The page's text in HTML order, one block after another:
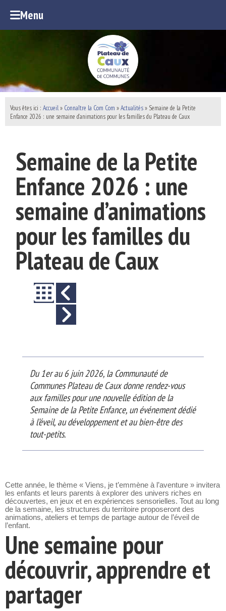
Menu
Vous êtes ici : Accueil» Connaître la Com Com »Actualités» Semaine de la Petite
Enfance 2026 : une semaine d’animations pour les familles du Plateau de Caux
Semaine de la Petite
Enfance 2026 : une
semaine d’animations
pour les familles du
Plateau de Caux
Du 1er au 6 juin 2026, la Communauté de
Communes Plateau de Caux donne rendez-vous
aux familles pour une nouvelle édition de la
Semaine de la Petite Enfance, un événement dédié
à l’éveil, au développement et au bien-être des
tout-petits.
Cette année, le thème « Viens, je t’emmène à l’aventure » invitera
les enfants et leurs parents à explorer des univers riches en
découvertes, en jeux et en expériences sensorielles. Tout au long
de la semaine, les structures du territoire proposeront des
animations, ateliers et temps de partage autour de l’éveil de
l’enfant.
Une semaine pour
découvrir, apprendre et
partager